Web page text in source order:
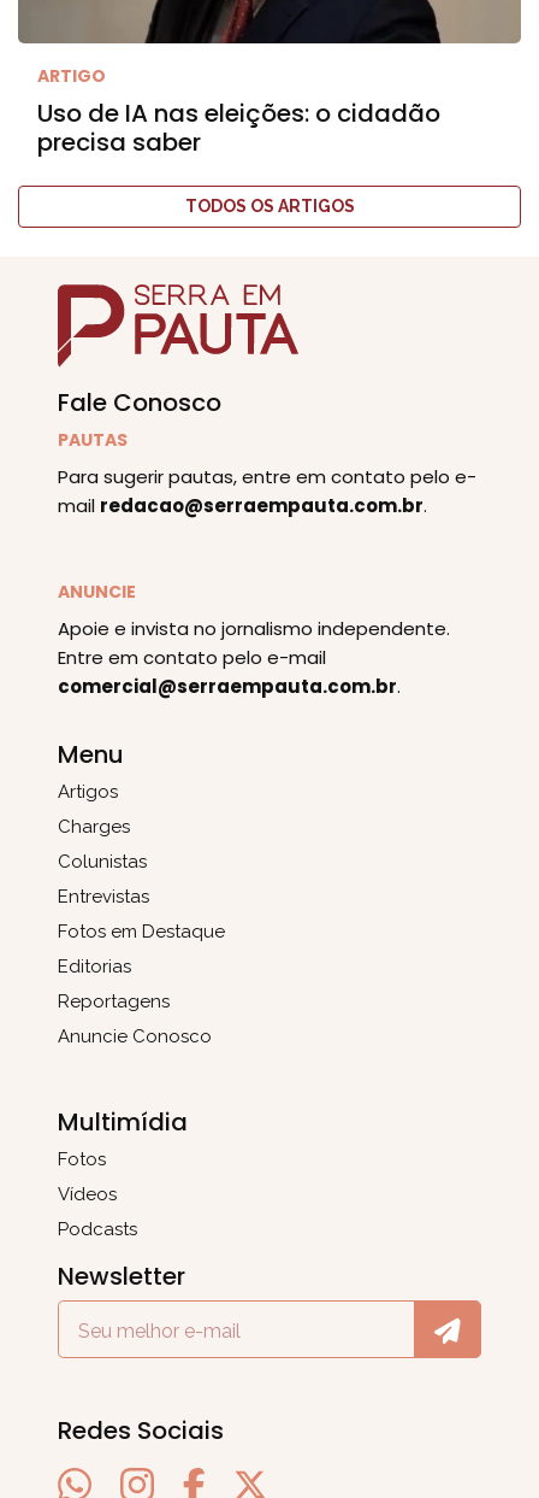
ARTIGO
Uso de IA nas eleições: o cidadão
precisa saber
TODOS OS ARTIGOS
Fale Conosco
PAUTAS
Para sugerir pautas, entre em contato pelo e-
mail redacao@serraempauta.com.br.
ANUNCIE
Apoie e invista no jornalismo independente.
Entre em contato pelo e-mail
comercial@serraempauta.com.br.
Menu
Artigos
Charges
Colunistas
Entrevistas
Fotos em Destaque
Editorias
Reportagens
Anuncie Conosco
Multimídia
Fotos
Vídeos
Podcasts
Newsletter
Redes Sociais